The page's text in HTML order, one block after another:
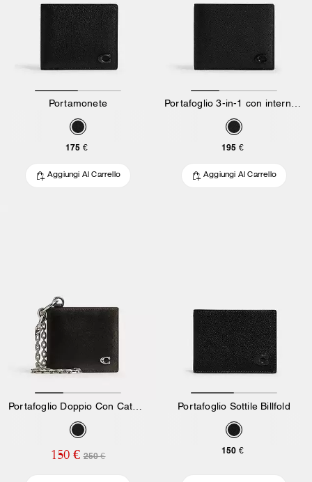
Portamonete
175 €
Aggiungi Al Carrello
Portafoglio 3-in-1 con interno in Tela Signature
195 €
Aggiungi Al Carrello
150 € 250 €
Portafoglio Sottile Billfold
150 €